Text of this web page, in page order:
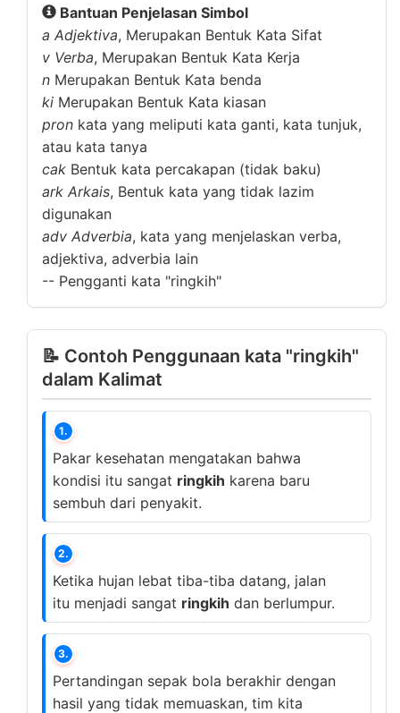
Bantuan Penjelasan Simbol
a Adjektiva, Merupakan Bentuk Kata Sifat
v Verba, Merupakan Bentuk Kata Kerja
n Merupakan Bentuk Kata benda
ki Merupakan Bentuk Kata kiasan
pron kata yang meliputi kata ganti, kata tunjuk,
atau kata tanya
cak Bentuk kata percakapan (tidak baku)
ark Arkais, Bentuk kata yang tidak lazim
digunakan
adv Adverbia, kata yang menjelaskan verba,
adjektiva, adverbia lain
-- Pengganti kata "ringkih"
📝 Contoh Penggunaan kata "ringkih"
dalam Kalimat
1.
Pakar kesehatan mengatakan bahwa
kondisi itu sangat ringkih karena baru
sembuh dari penyakit.
2.
Ketika hujan lebat tiba-tiba datang, jalan
itu menjadi sangat ringkih dan berlumpur.
3.
Pertandingan sepak bola berakhir dengan
hasil yang tidak memuaskan, tim kita